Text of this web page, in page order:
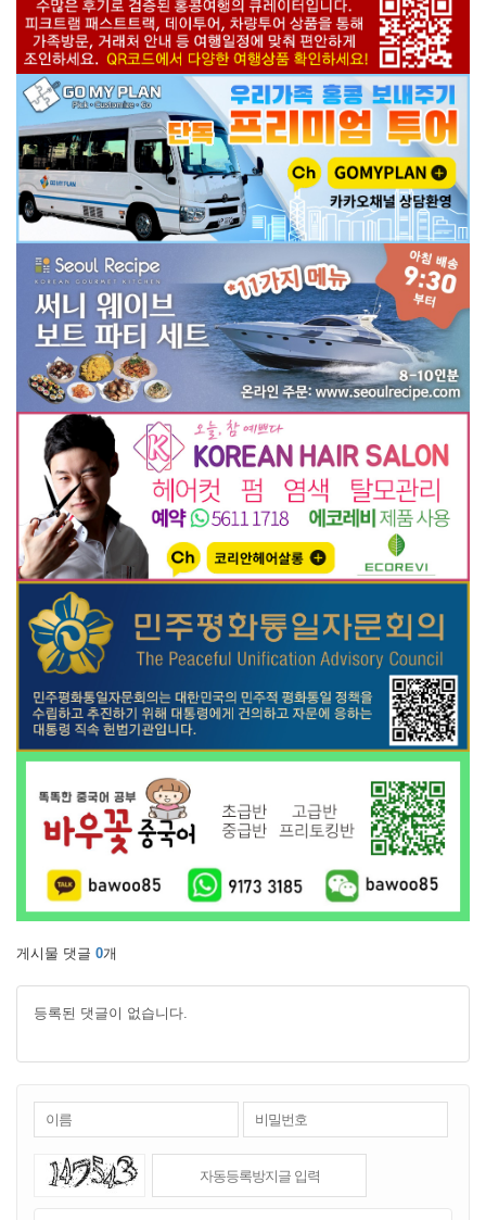
게시물 댓글 0개
등록된 댓글이 없습니다.